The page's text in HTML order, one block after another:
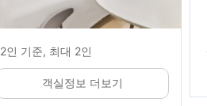
2인 기준, 최대 2인
객실정보 더보기